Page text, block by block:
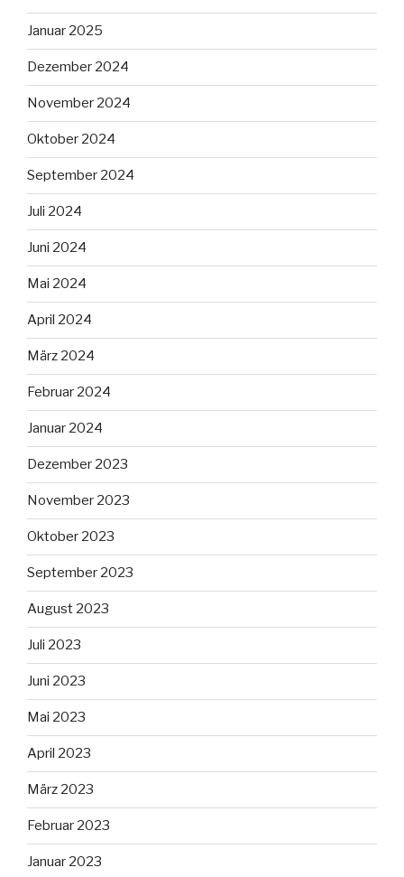
Januar 2025
Dezember 2024
November 2024
Oktober 2024
September 2024
Juli 2024
Juni 2024
Mai 2024
April 2024
März 2024
Februar 2024
Januar 2024
Dezember 2023
November 2023
Oktober 2023
September 2023
August 2023
Juli 2023
Juni 2023
Mai 2023
April 2023
März 2023
Februar 2023
Januar 2023